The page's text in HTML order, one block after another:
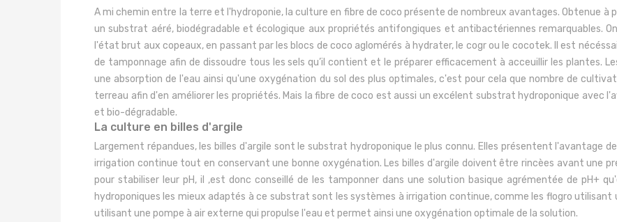
A mi chemin entre la terre et l'hydroponie, la culture en fibre de coco présente de nombreux avantages.Obtenue à
un substrat aéré, biodégradable et écologique aux propriétés antifongiques et antibactériennes remarquables.
l'état brut aux copeaux, en passant par les blocs de coco aglomérés à hydrater, le cogr ou le cocotek. Il est
de tamponnage afin de dissoudre tous les sels qu’il contient et le préparer efficacement à acceuillir les plantes.
une absorption de l'eau ainsi qu'une oxygénation du sol des plus optimales, c'est pour cela que nombre de
terreau afin d'en améliorer les propriétés. Mais la fibre de coco est aussi un excélent substrat hydroponique avec
et bio-dégradable.
La culture en billes d'argile
Largement répandues, les billes d'argile sont le substrat hydroponique le plus connu. Elles présentent l'avantage
irrigation continue tout en conservant une bonne oxygénation. Les billes d'argile doivent être rincèes avant une
pour stabiliser leur pH, il ,est donc conseillé de les tamponner dans une solution basique agrémentée de pH+
hydroponiques les mieux adaptés à ce substrat sont les systèmes à irrigation continue, comme les flogro
utilisant une pompe à air externe qui propulse l'eau et permet ainsi une oxygénation optimale de la solution.